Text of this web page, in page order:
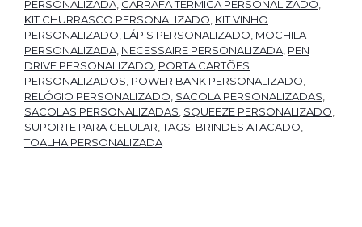
PERSONALIZADA GARRAFA TÉRMICA PERSONALIZADO
KIT CHURRASCO PERSONALIZADO KIT VINHO
PERSONALIZADO LÁPIS PERSONALIZADO MOCHILA
PERSONALIZADA NECESSAIRE PERSONALIZADA PEN
DRIVE PERSONALIZADO PORTA CARTÕES
PERSONALIZADOS POWER BANK PERSONALIZADO
RELÓGIO PERSONALIZADO SACOLA PERSONALIZADAS
SACOLAS PERSONALIZADAS SQUEEZE PERSONALIZADO
SUPORTE PARA CELULAR ,TAGS: BRINDES ATACADO
TOALHA PERSONALIZADA